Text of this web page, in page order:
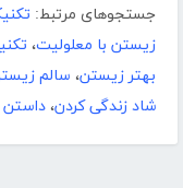
جستجوهای مرتبط:
زیستن با معلولیت،
بهتر زیستن، سالم
شاد زندگی کردن، داستن